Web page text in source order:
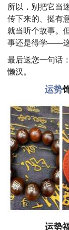
所以，别把它当
传下来的、挺有
就当听个故事。
事还是得学——这
最后送您一句话
懒汉。
运势
运势